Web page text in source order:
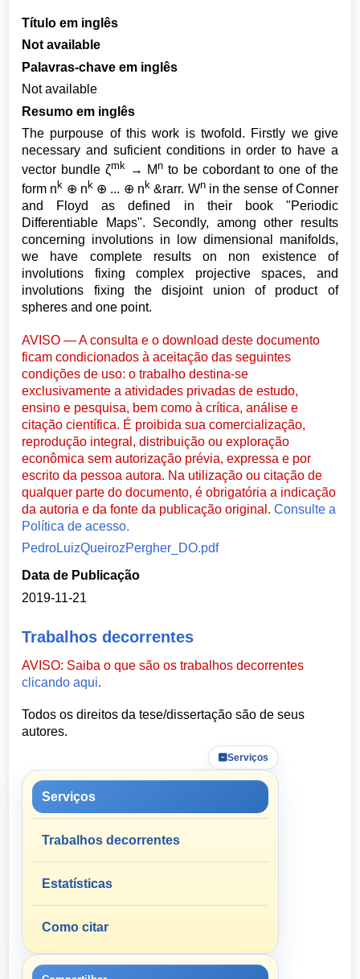
Título em inglês
Not available
Palavras-chave em inglês
Not available
Resumo em inglês
The purpouse of this work is twofold. Firstly we give
necessary and suficient conditions in order to have a
vector bundle ζmk→ Mn to be cobordant to one of the
form nk ⊕ n k⊕ ... ⊕ nk &rarr. Wnin the sense of Conner
and Floyd as defined in their book "Periodic
Differentiable Maps". Secondly, among other results
concerning involutions in low dimensional manifolds,
we have complete results on non existence of
involutions fixing complex projective spaces, and
involutions fixing the disjoint union of product of
spheres and one point.
AVISO — A consulta e o download deste documento
ficam condicionados à aceitação das seguintes
condições de uso: o trabalho destina-se
exclusivamente a atividades privadas de estudo,
ensino e pesquisa, bem como à crítica, análise e
citação científica. É proibida sua comercialização,
reprodução integral, distribuição ou exploração
econômica sem autorização prévia, expressa e por
escrito da pessoa autora. Na utilização ou citação de
qualquer parte do documento, é obrigatória a indicação
da autoria e da fonte da publicação original.Consulte a
Política de acesso.
PedroLuizQueirozPergher_DO.pdf
Data de Publicação
2019-11-21
Trabalhos decorrentes
AVISO: Saiba o que são os trabalhos decorrentes
clicando aqui.
Todos os direitos da tese/dissertação são de seus
autores.
Serviços
Serviços
Trabalhos decorrentes
Estatísticas
Como citar